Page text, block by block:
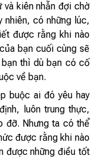
và kiên nhẫn đợi chờ
nhiên, có những lúc,
được rằng khi nào
bạn cuối cùng sẽ
thì dù bạn có cố
về bạn.
buộc ai đó yêu hay
luôn trung thực,
đỡ. Nhưng ta có thể
được rằng khi nào
được những điều tốt